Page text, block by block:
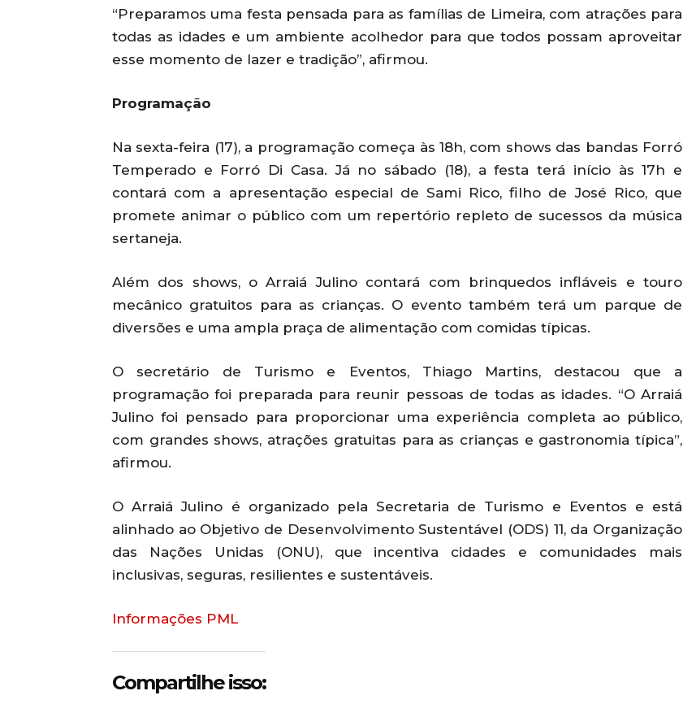
“Preparamos uma festa pensada para as famílias de Limeira, com atrações para
todas as idades e um ambiente acolhedor para que todos possam aproveitar
esse momento de lazer e tradição”, afirmou.
Programação
Na sexta-feira (17), a programação começa às 18h, com shows das bandas Forró
Temperado e Forró Di Casa. Já no sábado (18), a festa terá início às 17h e
contará com a apresentação especial de Sami Rico, filho de José Rico, que
promete animar o público com um repertório repleto de sucessos da música
sertaneja.
Além dos shows, o Arraiá Julino contará com brinquedos infláveis e touro
mecânico gratuitos para as crianças. O evento também terá um parque de
diversões e uma ampla praça de alimentação com comidas típicas.
O secretário de Turismo e Eventos, Thiago Martins, destacou que a
programação foi preparada para reunir pessoas de todas as idades. “O Arraiá
Julino foi pensado para proporcionar uma experiência completa ao público,
com grandes shows, atrações gratuitas para as crianças e gastronomia típica”,
afirmou.
O Arraiá Julino é organizado pela Secretaria de Turismo e Eventos e está
alinhado ao Objetivo de Desenvolvimento Sustentável (ODS) 11, da Organização
das Nações Unidas (ONU), que incentiva cidades e comunidades mais
inclusivas, seguras, resilientes e sustentáveis.
Informações PML
Compartilhe isso: